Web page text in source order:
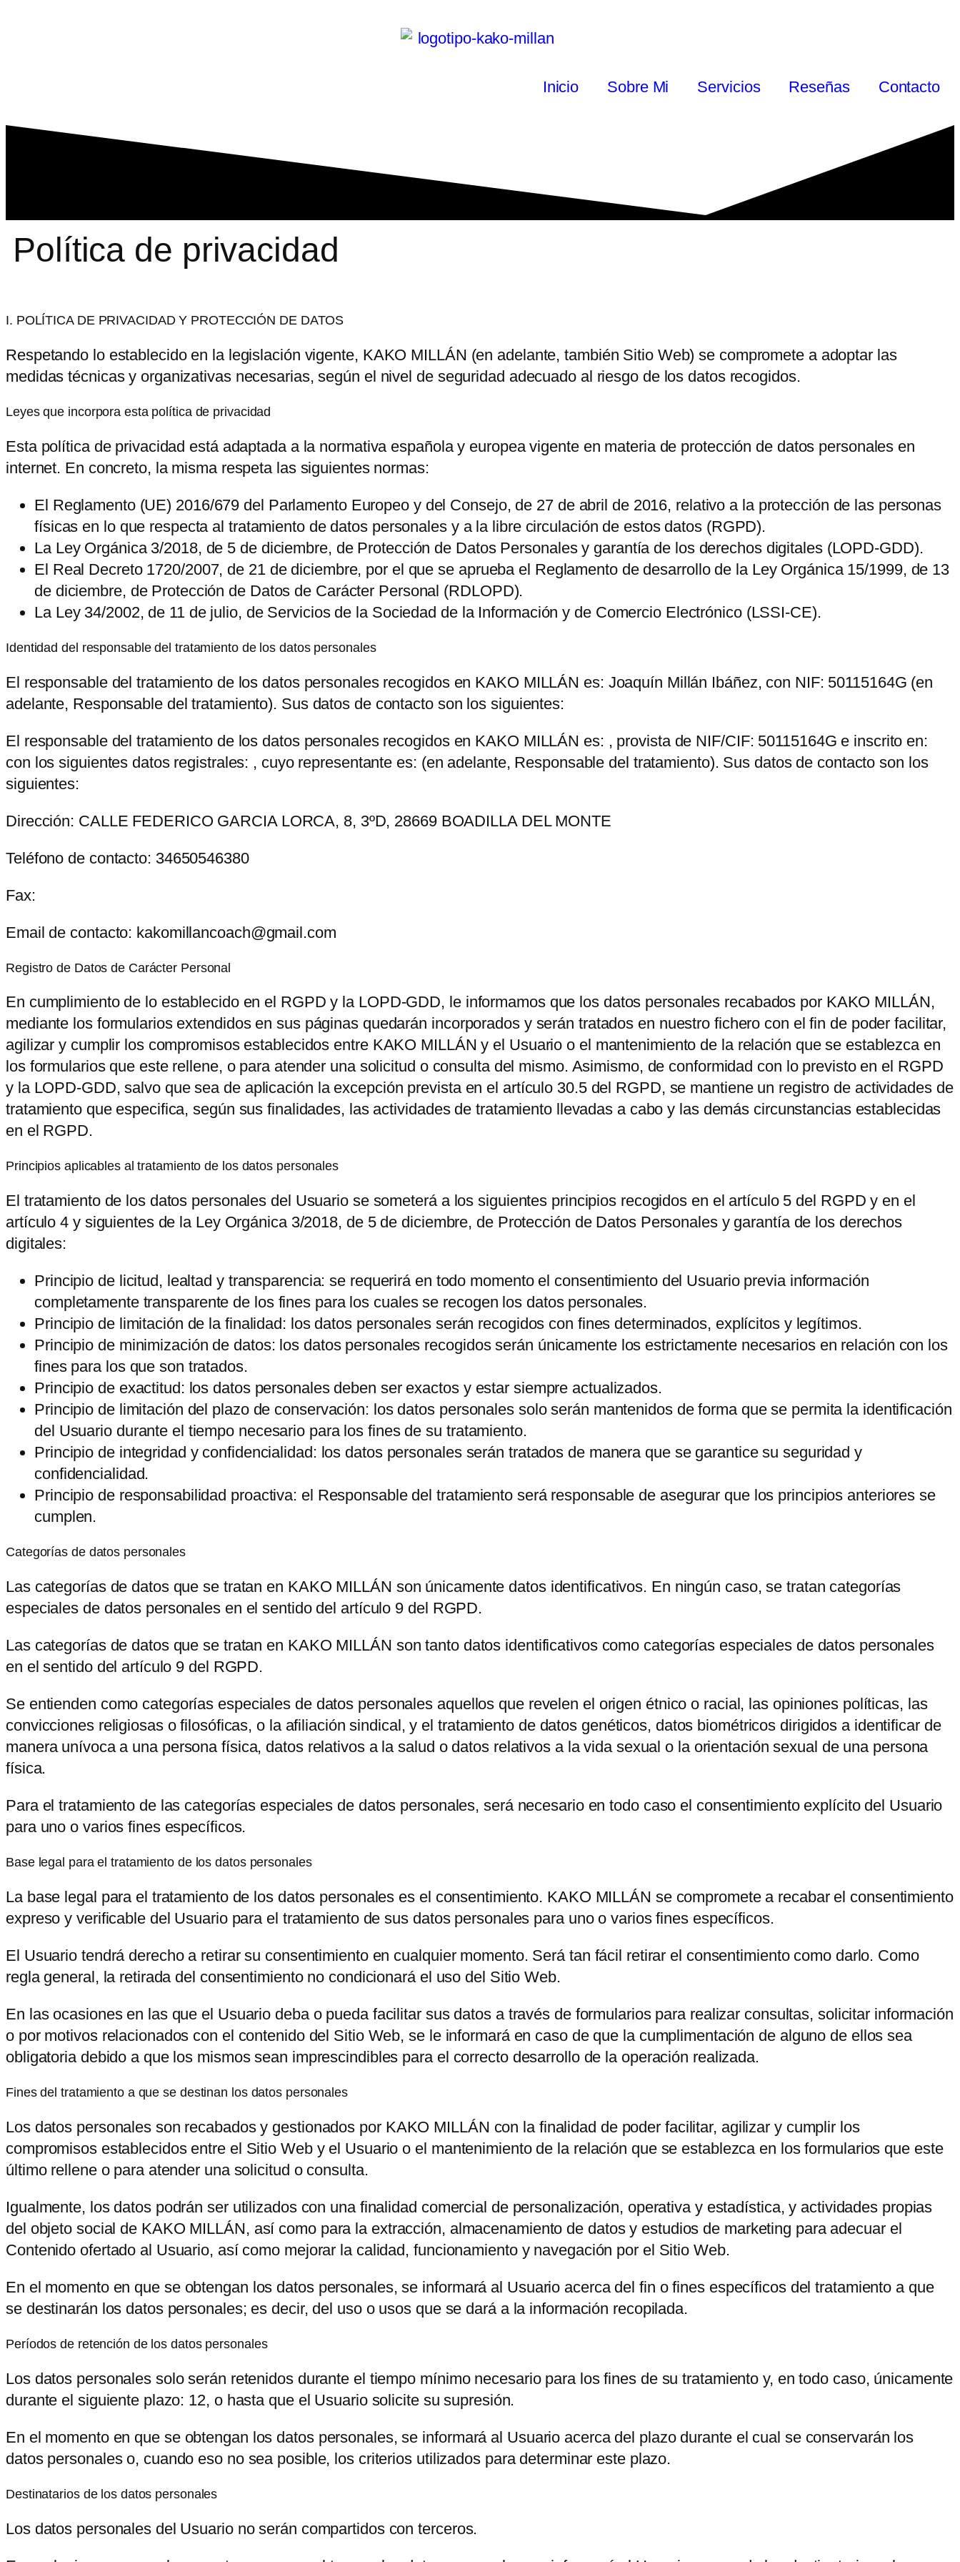
Inicio Sobre Mi Servicios Reseñas Contacto
Política de privacidad
I. POLÍTICA DE PRIVACIDAD Y PROTECCIÓN DE DATOS
Respetando lo establecido en la legislación vigente, KAKO MILLÁN (en adelante, también Sitio Web) se compromete a adoptar las
medidas técnicas y organizativas necesarias, según el nivel de seguridad adecuado al riesgo de los datos recogidos.
Leyes que incorpora esta política de privacidad
Esta política de privacidad está adaptada a la normativa española y europea vigente en materia de protección de datos personales en
internet. En concreto, la misma respeta las siguientes normas:
El Reglamento (UE) 2016/679 del Parlamento Europeo y del Consejo, de 27 de abril de 2016, relativo a la protección de las personas
físicas en lo que respecta al tratamiento de datos personales y a la libre circulación de estos datos (RGPD).
La Ley Orgánica 3/2018, de 5 de diciembre, de Protección de Datos Personales y garantía de los derechos digitales (LOPD-GDD).
El Real Decreto 1720/2007, de 21 de diciembre, por el que se aprueba el Reglamento de desarrollo de la Ley Orgánica 15/1999, de 13
de diciembre, de Protección de Datos de Carácter Personal (RDLOPD).
La Ley 34/2002, de 11 de julio, de Servicios de la Sociedad de la Información y de Comercio Electrónico (LSSI-CE).
Identidad del responsable del tratamiento de los datos personales
El responsable del tratamiento de los datos personales recogidos en KAKO MILLÁN es: Joaquín Millán Ibáñez, con NIF: 50115164G (en
adelante, Responsable del tratamiento). Sus datos de contacto son los siguientes:
El responsable del tratamiento de los datos personales recogidos en KAKO MILLÁN es: , provista de NIF/CIF: 50115164G e inscrito en:
con los siguientes datos registrales: , cuyo representante es: (en adelante, Responsable del tratamiento). Sus datos de contacto son los
siguientes:
Dirección: CALLE FEDERICO GARCIA LORCA, 8, 3ºD, 28669 BOADILLA DEL MONTE
Teléfono de contacto: 34650546380
Fax:
Email de contacto: kakomillancoach@gmail.com
Registro de Datos de Carácter Personal
En cumplimiento de lo establecido en el RGPD y la LOPD-GDD, le informamos que los datos personales recabados por KAKO MILLÁN,
mediante los formularios extendidos en sus páginas quedarán incorporados y serán tratados en nuestro fichero con el fin de poder facilitar,
agilizar y cumplir los compromisos establecidos entre KAKO MILLÁN y el Usuario o el mantenimiento de la relación que se establezca en
los formularios que este rellene, o para atender una solicitud o consulta del mismo. Asimismo, de conformidad con lo previsto en el RGPD
y la LOPD-GDD, salvo que sea de aplicación la excepción prevista en el artículo 30.5 del RGPD, se mantiene un registro de actividades de
tratamiento que especifica, según sus finalidades, las actividades de tratamiento llevadas a cabo y las demás circunstancias establecidas
en el RGPD.
Principios aplicables al tratamiento de los datos personales
El tratamiento de los datos personales del Usuario se someterá a los siguientes principios recogidos en el artículo 5 del RGPD y en el
artículo 4 y siguientes de la Ley Orgánica 3/2018, de 5 de diciembre, de Protección de Datos Personales y garantía de los derechos
digitales:
Principio de licitud, lealtad y transparencia: se requerirá en todo momento el consentimiento del Usuario previa información
completamente transparente de los fines para los cuales se recogen los datos personales.
Principio de limitación de la finalidad: los datos personales serán recogidos con fines determinados, explícitos y legítimos.
Principio de minimización de datos: los datos personales recogidos serán únicamente los estrictamente necesarios en relación con los
fines para los que son tratados.
Principio de exactitud: los datos personales deben ser exactos y estar siempre actualizados.
Principio de limitación del plazo de conservación: los datos personales solo serán mantenidos de forma que se permita la identificación
del Usuario durante el tiempo necesario para los fines de su tratamiento.
Principio de integridad y confidencialidad: los datos personales serán tratados de manera que se garantice su seguridad y
confidencialidad.
Principio de responsabilidad proactiva: el Responsable del tratamiento será responsable de asegurar que los principios anteriores se
cumplen.
Categorías de datos personales
Las categorías de datos que se tratan en KAKO MILLÁN son únicamente datos identificativos. En ningún caso, se tratan categorías
especiales de datos personales en el sentido del artículo 9 del RGPD.
Las categorías de datos que se tratan en KAKO MILLÁN son tanto datos identificativos como categorías especiales de datos personales
en el sentido del artículo 9 del RGPD.
Se entienden como categorías especiales de datos personales aquellos que revelen el origen étnico o racial, las opiniones políticas, las
convicciones religiosas o filosóficas, o la afiliación sindical, y el tratamiento de datos genéticos, datos biométricos dirigidos a identificar de
manera unívoca a una persona física, datos relativos a la salud o datos relativos a la vida sexual o la orientación sexual de una persona
física.
Para el tratamiento de las categorías especiales de datos personales, será necesario en todo caso el consentimiento explícito del Usuario
para uno o varios fines específicos.
Base legal para el tratamiento de los datos personales
La base legal para el tratamiento de los datos personales es el consentimiento. KAKO MILLÁN se compromete a recabar el consentimiento
expreso y verificable del Usuario para el tratamiento de sus datos personales para uno o varios fines específicos.
El Usuario tendrá derecho a retirar su consentimiento en cualquier momento. Será tan fácil retirar el consentimiento como darlo. Como
regla general, la retirada del consentimiento no condicionará el uso del Sitio Web.
En las ocasiones en las que el Usuario deba o pueda facilitar sus datos a través de formularios para realizar consultas, solicitar información
o por motivos relacionados con el contenido del Sitio Web, se le informará en caso de que la cumplimentación de alguno de ellos sea
obligatoria debido a que los mismos sean imprescindibles para el correcto desarrollo de la operación realizada.
Fines del tratamiento a que se destinan los datos personales
Los datos personales son recabados y gestionados por KAKO MILLÁN con la finalidad de poder facilitar, agilizar y cumplir los
compromisos establecidos entre el Sitio Web y el Usuario o el mantenimiento de la relación que se establezca en los formularios que este
último rellene o para atender una solicitud o consulta.
Igualmente, los datos podrán ser utilizados con una finalidad comercial de personalización, operativa y estadística, y actividades propias
del objeto social de KAKO MILLÁN, así como para la extracción, almacenamiento de datos y estudios de marketing para adecuar el
Contenido ofertado al Usuario, así como mejorar la calidad, funcionamiento y navegación por el Sitio Web.
En el momento en que se obtengan los datos personales, se informará al Usuario acerca del fin o fines específicos del tratamiento a que
se destinarán los datos personales; es decir, del uso o usos que se dará a la información recopilada.
Períodos de retención de los datos personales
Los datos personales solo serán retenidos durante el tiempo mínimo necesario para los fines de su tratamiento y, en todo caso, únicamente
durante el siguiente plazo: 12, o hasta que el Usuario solicite su supresión.
En el momento en que se obtengan los datos personales, se informará al Usuario acerca del plazo durante el cual se conservarán los
datos personales o, cuando eso no sea posible, los criterios utilizados para determinar este plazo.
Destinatarios de los datos personales
Los datos personales del Usuario no serán compartidos con terceros.